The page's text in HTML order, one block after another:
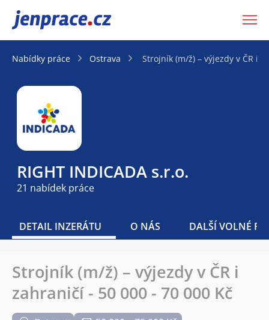
JenPráce.cz
Nabídky práce Ostrava Strojník (m/ž) – výjezdy v ČR i
RIGHT INDICADA s.r.o.
21 nabídek práce
DETAIL INZERÁTU O NÁS DALŠÍ VOLNÉ
Strojník (m/ž) – výjezdy v ČR i
zahraničí - 50 000 - 70 000 Kč